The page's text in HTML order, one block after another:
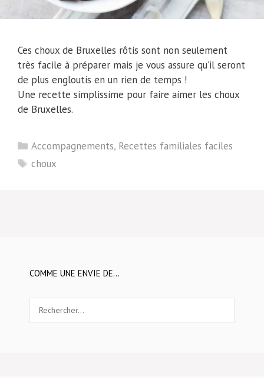
Ces choux de Bruxelles rôtis sont non seulement
très facile à préparer mais je vous assure qu’il seront
de plus engloutis en un rien de temps !
Une recette simplissime pour faire aimer les choux
de Bruxelles.
Catégories
Accompagnements, Recettes familiales faciles
Étiquettes
choux
COMME UNE ENVIE DE…